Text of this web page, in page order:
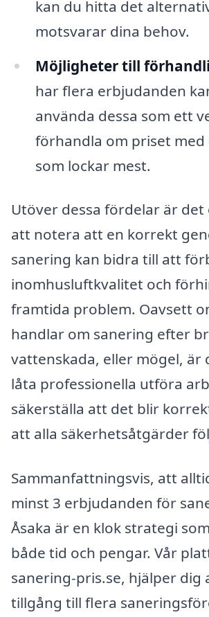
kan du hitta det
motsvarar dina behov.
Möjligheter till
har flera erbjudanden
använda dessa som ett
förhandla om priset
som lockar mest.
Utöver dessa fördelar är det
att notera att en korrekt
sanering kan bidra till att
inomhusluftkvalitet och
framtida problem. Oavsett
handlar om sanering efter
vattenskada, eller mögel, är
låta professionella utföra
säkerställa att det blir
att alla säkerhetsåtgärder
Sammanfattningsvis, att
minst 3 erbjudanden för
Åsaka är en klok strategi
både tid och pengar. Vår
sanering-pris.se, hjälper dig
tillgång till flera